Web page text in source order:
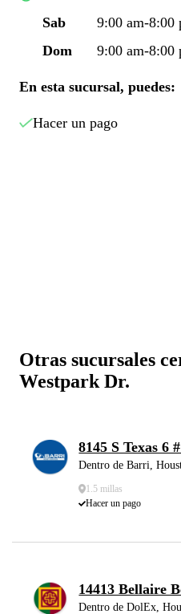
Sab
9:00 am-8:00
Dom
9:00 am-8:00
En esta sucursal, puedes:
Hacer un pago
Otras sucursales
Westpark Dr.
8145 S Texas 6
Dentro de Barri,
1.5 millas
Hacer un pago
14413 Bellaire
Dentro de DolEx,